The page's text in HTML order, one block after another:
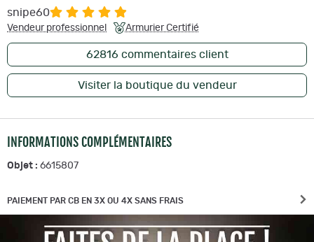
snipe60
Vendeur professionnel Armurier Certifié
62816 commentaires client
Visiter la boutique du vendeur
INFORMATIONS COMPLÉMENTAIRES
Objet : 6615807
PAIEMENT PAR CB EN 3X OU 4X SANS FRAIS